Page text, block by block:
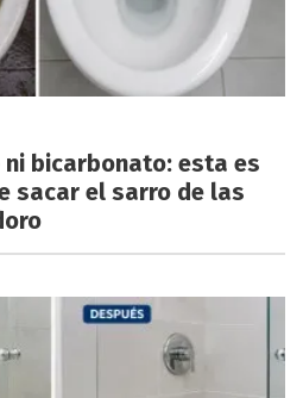
ni bicarbonato: esta es
sacar el sarro de las